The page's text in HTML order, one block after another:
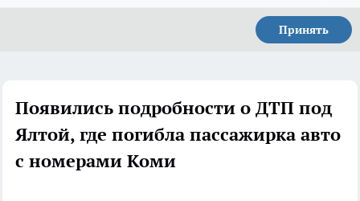
Принять
Появились подробности о ДТП под
Ялтой, где погибла пассажирка авто
с номерами Коми